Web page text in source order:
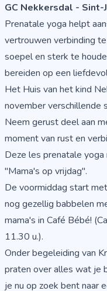
GC Nekkersdal -
Prenatale yoga helpt
vertrouwen verbinding
soepel en sterk te
bereiden op een
Het Huis van het kind
november verschillende
Neem gerust deel aan
moment van rust en
Deze les prenatale
"Mama's op vrijdag".
De voormiddag start
nog gezellig babbelen
mama's in Café Bébé!
11.30 u.).
Onder begeleiding van
praten over alles wat je
je nu op zoek bent naar